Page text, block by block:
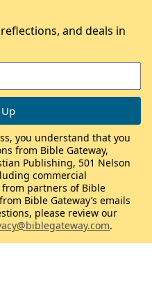
and deals in
you understand that you
from Bible Gateway,
Publishing, 501 Nelson
commercial
partners of Bible
Bible Gateway’s emails
please review our
.